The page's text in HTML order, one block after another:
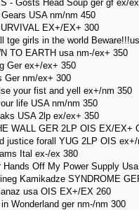
- Gosts Head Soup ger gf ex/
USA nm/nm 450
EX+/EX+ 300
tge girls in the world
TO EARTH usa nm-/ex+ 350
Ger ex+/ex+ 350
Ger nm/ex+ 300
your fist and yell ex+/nm 350
life USA nm/nm 350
USA 2lp ex/ex+ 350
WALL GER 2LP OIS EX/EX+
justice forall YUG 2LP OIS
Ital ex-/ex 380
Hands Off My Power Supply
Kamikadze SYNDROME
usa OIS EX+/EX 260
Wonderland ger nm-/nm 300